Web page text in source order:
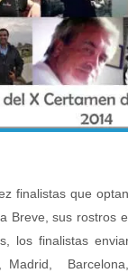
finalistas que
Breve, sus rostros
los finalistas
Madrid,